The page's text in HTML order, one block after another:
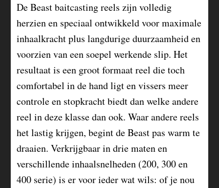
De Beast baitcasting reels zijn volledig
herzien en speciaal ontwikkeld voor maximale
inhaalkracht plus langdurige duurzaamheid en
voorzien van een soepel werkende slip. Het
resultaat is een groot formaat reel die toch
comfortabel in de hand ligt en vissers meer
controle en stopkracht biedt dan welke andere
reel in deze klasse dan ook. Waar andere reels
het lastig krijgen, begint de Beast pas warm te
draaien. Verkrijgbaar in drie maten en
verschillende inhaalsnelheden (200, 300 en
400 serie) is er voor ieder wat wils: of je nou